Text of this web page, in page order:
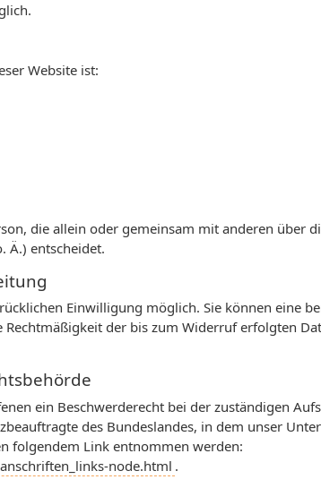
Website ist:
die allein oder gemeinsam mit anderen über
Ä.) entscheidet.
Einwilligung möglich. Sie können eine
der bis zum Widerruf erfolgten
ein Beschwerderecht bei der zuständigen
des Bundeslandes, in dem unser
folgendem Link entnommen werden:
node.html .